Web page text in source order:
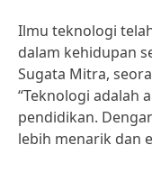
Ilmu teknologi
dalam kehidupan
Sugata Mitra,
“Teknologi adalah
pendidikan.
lebih menarik dan